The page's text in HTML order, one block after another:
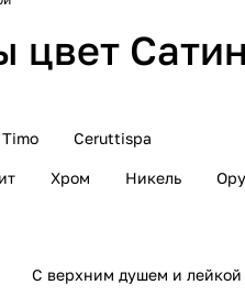
Timo Ceruttispa
Хром Никель
С верхним душем и лейкой